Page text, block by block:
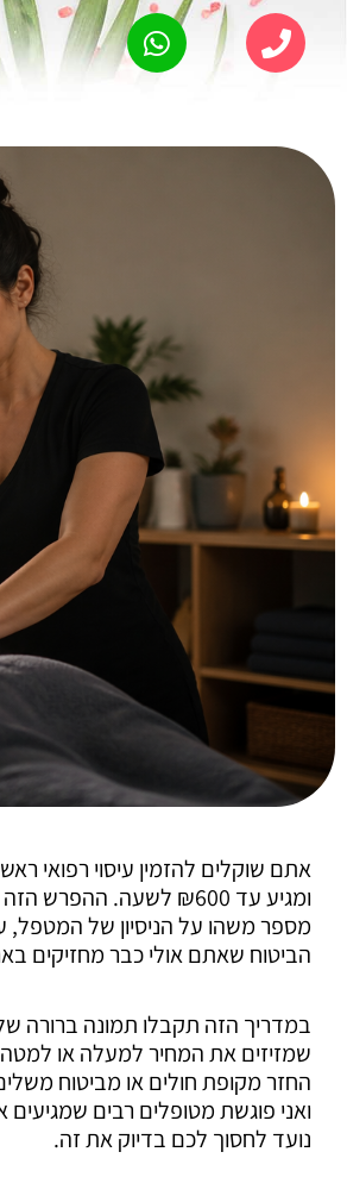
ומגיע עד ₪600 לשעה.
מספר משהו על הניסיון של המטפל,
הביטוח שאתם אולי כבר מחזיקים
במדריך הזה תקבלו תמונה ברורה
שמזיזים את המחיר למעלה או למטה,
החזר מקופת חולים או מביטוח
ואני פוגשת מטופלים רבים
נועד לחסוך לכם בדיוק את זה.